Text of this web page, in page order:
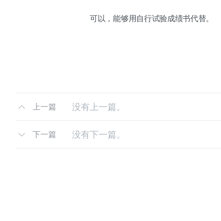
可以，能够用自行试验成绩书代替。
上一篇 没有上一篇。
下一篇 没有下一篇。